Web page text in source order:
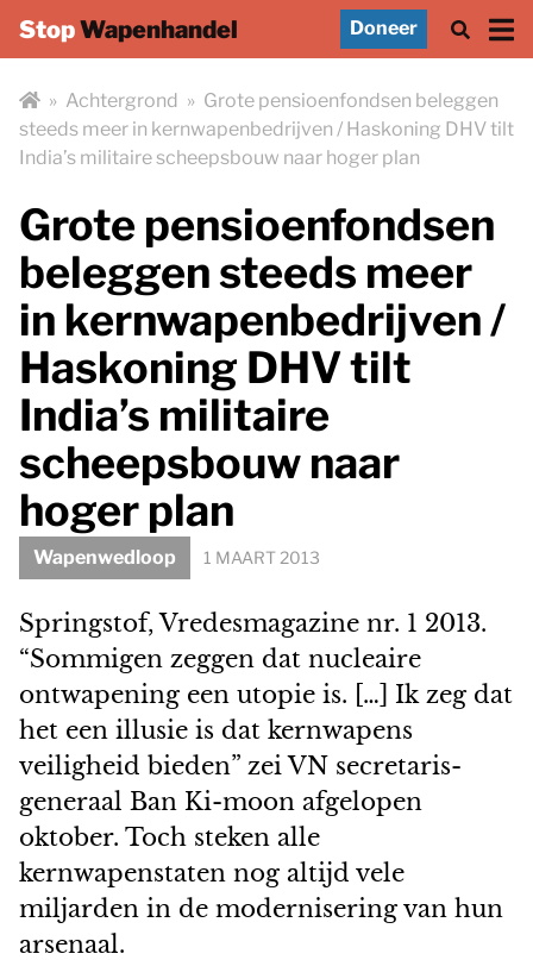
StopWapenhandel Doneer
» Achtergrond » Grote pensioenfondsen beleggen
steeds meer in kernwapenbedrijven / Haskoning DHV tilt
India’s militaire scheepsbouw naar hoger plan
Grote pensioenfondsen
beleggen steeds meer
in kernwapenbedrijven /
Haskoning DHV tilt
India’s militaire
scheepsbouw naar
hoger plan
Wapenwedloop 1 MAART 2013
Springstof, Vredesmagazine nr. 1 2013.
“Sommigen zeggen dat nucleaire
ontwapening een utopie is. […] Ik zeg dat
het een illusie is dat kernwapens
veiligheid bieden” zei VN secretaris-
generaal Ban Ki-moon afgelopen
oktober. Toch steken alle
kernwapenstaten nog altijd vele
miljarden in de modernisering van hun
arsenaal.